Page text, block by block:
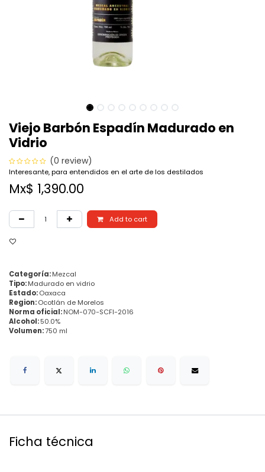
Viejo Barbón Espadín Madurado en
Vidrio
(0 review)
Interesante, para entendidos en el arte de los destilados
Mx$ 1,390.00
Add to cart
Categoría:Mezcal
Tipo:Madurado en vidrio
Estado:Oaxaca
Region:Ocotlán de Morelos
Norma oficial:NOM-070-SCFI-2016
Alcohol:50.0%
Volumen:750 ml
Ficha técnica